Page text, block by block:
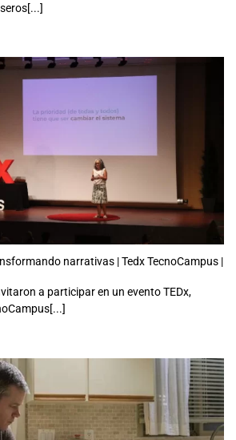
narrativas | Tedx TecnoCampus |
a participar en un evento TEDx,